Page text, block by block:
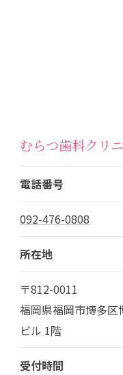
むらつ歯科クリ
電話番号
092-476-0808
所在地
〒812-0011
福岡県福岡市博多区
ビル 1階
受付時間